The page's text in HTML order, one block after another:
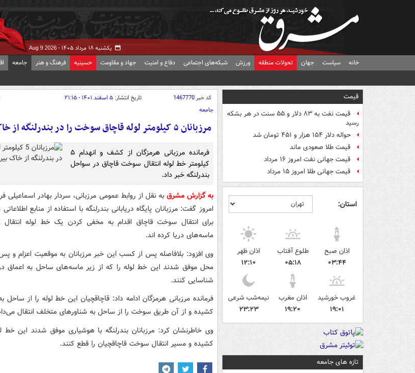
یکشنبه ۱۸ مرداد ۱۴۰۵ - Aug 9 2026
خانه سیاست جهان تحولات منطقه ورزش شبکه‌های اجتماعی دفاع و امنیت جهاد و مقاومت حسینیه فرهنگ و هنر جامعه
قیمت
قیمت نفت به ۸۳ دلار و ۵۵ سنت در هر بشکه
رسید
حواله دلار ۱۵۴ هزار و ۴۵۱ تومان شد
قیمت طلا صعودی ماند
قیمت جهانی نفت امروز ۱۶ مرداد
قیمت جهانی طلا امروز ۱۵ مرداد
استان:
اذان صبح
۰۳:۴۴
طلوع آفتاب
۰۵:۱۸
اذان ظهر
۱۲:۱۰
غروب خورشید
۱۹:۰۱
اذان مغرب
۱۹:۲۰
نیمه‌شب شرعی
۲۳:۲۳
تازه های جامعه
کد خبر1467770 تاریخ انتشار: ۵ اسفند ۱۴۰۱ - ۲۱:۱۵
جامعه
مرزبانان ۵ کیلومتر لوله قاچاق سوخت را در بندرلنگه از خاک بیرون کشیدند
فرمانده مرزبانی هرمزگان از کشف و انهدام ۵
کیلومتر خط لوله انتقال سوخت قاچاق در سواحل
بندرلنگه خبر داد.
به گزارش مشرق به نقل از روابط عمومی مرزبانی، سردار بهادر اسماعیلی
امروز گفت: مرزبانان پایگاه دریابانی بندرلنگه با استفاده از منابع
برای انتقال سوخت قاچاق اقدام به مخفی کردن یک خط لوله
ماسه‌های دریا کرده اند.
وی افزود: بلافاصله پس از کسب این خبر مرزبانان به موقعیت اعزام و
محل موفق شدند این خط لوله را که از زیر ماسه‌های ساحل به اعماق
شناسایی کنند.
کشیده و از آن طریق سوخت را از ساحل به شناورهای متخلف انتقال
وی خاطرنشان کرد: مرزبانان بندرلنگه با هوشیاری موفق شدند این خط
کشیده و مسیر انتقال سوخت قاچاقچیان را قطع کنند.